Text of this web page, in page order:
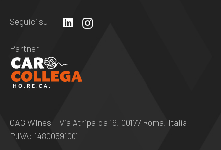
Seguici su
Partner
GAG WInes – Via Atripalda 19, 00177 Roma, Italia
P.IVA: 14800591001